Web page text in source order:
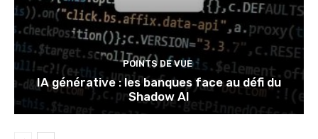
POINTS DE VUE
IA générative : les banques face au défi du
Shadow AI